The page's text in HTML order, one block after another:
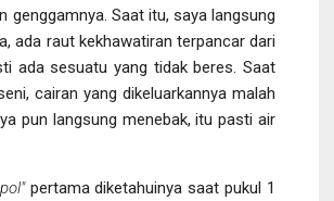
genggamnya. Saat itu, saya langsung
ada raut kekhawatiran terpancar dari
ada sesuatu yang tidak beres. Saat
cairan yang dikeluarkannya malah
pun langsung menebak, itu pasti air
pertama diketahuinya saat pukul 1